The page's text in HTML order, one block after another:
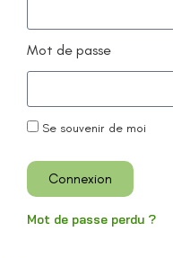
Mot de passe
Se souvenir de moi
Connexion
Mot de passe perdu ?